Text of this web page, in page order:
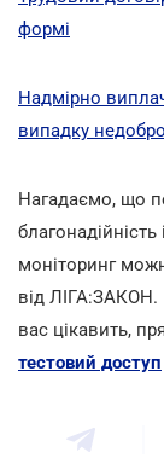
формі
Надмірно
випадку
Нагадаємо, що
моніторинг
від ЛІГА:ЗАКОН.
вас цікавить,
тестовий доступ